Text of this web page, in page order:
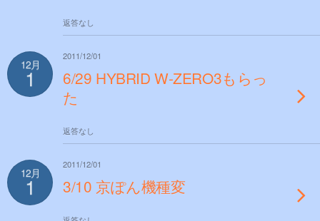
返答なし
12月
1
2011/12/01
6/29 HYBRID W-ZERO3もらっ
た
返答なし
12月
1
2011/12/01
3/10 京ぽん機種変